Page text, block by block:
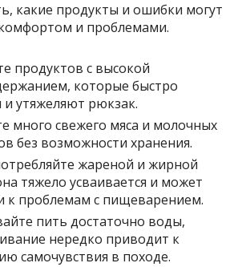
какие продукты и ошибки могут
и проблемами.
продуктов с высокой
которые быстро
и утяжеляют рюкзак.
много свежего мяса и молочных
без возможности хранения.
жареной и жирной
тяжело усваивается и может
к проблемам с пищеварением.
пить достаточно воды,
нередко приводит к
самочувствия в походе.